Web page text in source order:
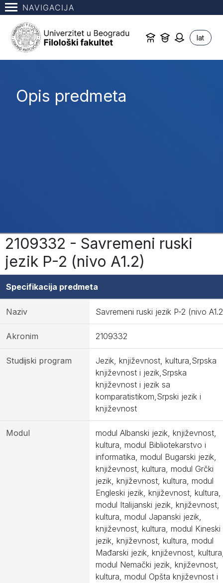
NAVIGACIJA
lat
Opis predmeta
2109332 - Savremeni ruski
jezik P-2 (nivo A1.2)
Specifikacija predmeta
Naziv Savremeni ruski jezik P-2 (nivo
Akronim 2109332
Studijski program
Jezik, književnost, kultura,Srpska
književnost i jezik,Srpska
književnost i jezik sa
komparatistikom,Srpski jezik i
književnost
Modul
modul Albanski jezik, književnost,
kultura, modul Bibliotekarstvo i
informatika, modul Bugarski jezik,
književnost, kultura, modul Grčki
jezik, književnost, kultura, modul
Engleski jezik, književnost, kultura,
modul Italijanski jezik, književnost,
kultura, modul Japanski jezik,
književnost, kultura, modul Kineski
jezik, književnost, kultura, modul
Mađarski jezik, književnost,
modul Nemački jezik, književnost,
kultura, modul Opšta književnost i